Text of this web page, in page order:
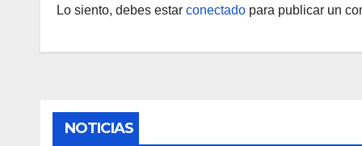
Lo siento, debes estar conectado para publicar un
NOTICIAS